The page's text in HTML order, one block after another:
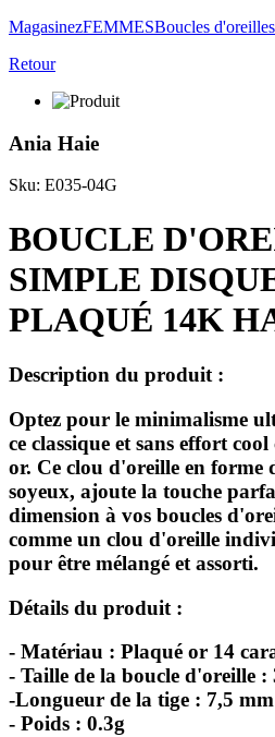
MagasinezFEMMESBoucles d'oreilles
Retour
Ania Haie
Sku: E035-04G
BOUCLE
SIMPLE
PLAQUÉ 14K
Description du produit :
Optez pour le minimalisme
ce classique et sans effort
or. Ce clou d'oreille en forme
soyeux, ajoute la touche
dimension à vos boucles
comme un clou d'oreille
pour être mélangé et assorti.
Détails du produit :
- Matériau : Plaqué or 14
- Taille de la boucle d'oreille :
-Longueur de la tige : 7,5 mm
- Poids : 0.3g